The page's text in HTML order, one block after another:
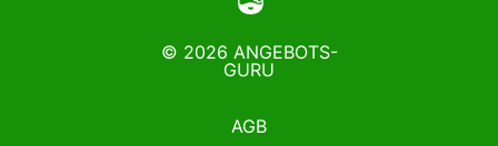
© 2026 ANGEBOTS-
GURU
AGB